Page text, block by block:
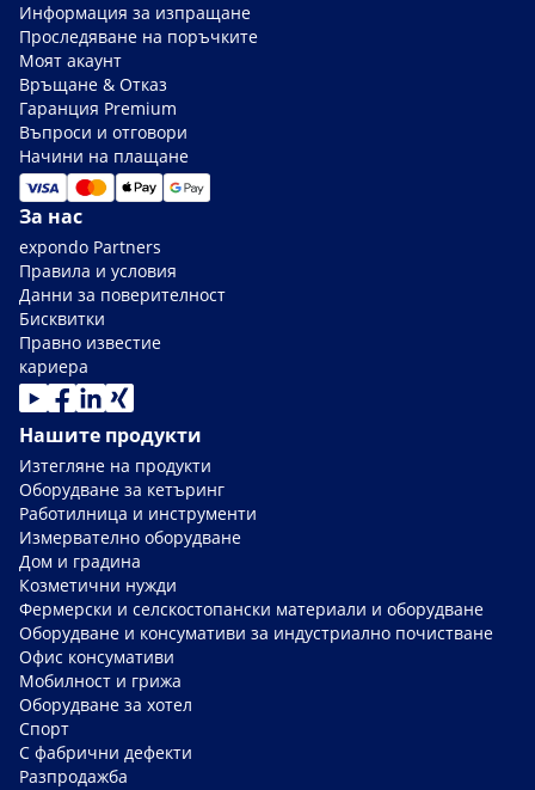
Информация за изпращане
Проследяване на поръчките
Моят акаунт
Връщане & Отказ
Гаранция Premium
Въпроси и отговори
Начини на плащане
За нас
expondo Partners
Правила и условия
Данни за поверителност
Бисквитки
Правно известие
кариера
Нашите продукти
Изтегляне на продукти
Оборудване за кетъринг
Работилница и инструменти
Измервателно оборудване
Дом и градина
Козметични нужди
Фермерски и селскостопански материали и оборудване
Оборудване и консумативи за индустриално почистване
Офис консумативи
Мобилност и грижа
Оборудване за хотел
Спорт
С фабрични дефекти
Разпродажба